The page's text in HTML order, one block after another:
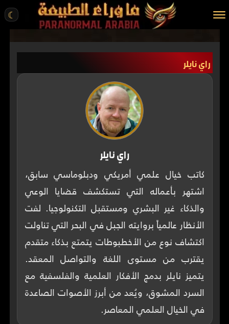
☾
الرئيسية
مقالات
عن الموقع
ENGLISH
راي نايلر
راي نايلر
كاتب خيال علمي أمريكي ودبلوماسي سابق،
اشتهر بأعماله التي تستكشف قضايا الوعي
والذكاء غير البشري ومستقبل التكنولوجيا. لفت
الأنظار عالمياً بروايته الجبل في البحر التي تناولت
اكتشاف نوع من الأخطبوطات يتمتع بذكاء متقدم
يقترب من مستوى اللغة والتواصل المعقد.
يتميز نايلر بدمج الأفكار العلمية والفلسفية مع
السرد المشوق، ويُعد من أبرز الأصوات الصاعدة
في الخيال العلمي المعاصر.